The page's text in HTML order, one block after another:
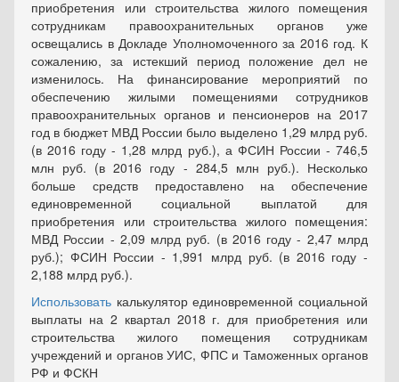
приобретения или строительства жилого помещения
сотрудникам правоохранительных органов уже
освещались в Докладе Уполномоченного за 2016 год. К
сожалению, за истекший период положение дел не
изменилось. На финансирование мероприятий по
обеспечению жилыми помещениями сотрудников
правоохранительных органов и пенсионеров на 2017
год в бюджет МВД России было выделено 1,29 млрд руб.
(в 2016 году - 1,28 млрд руб.), а ФСИН России - 746,5
млн руб. (в 2016 году - 284,5 млн руб.). Несколько
больше средств предоставлено на обеспечение
единовременной социальной выплатой для
приобретения или строительства жилого помещения:
МВД России - 2,09 млрд руб. (в 2016 году - 2,47 млрд
руб.); ФСИН России - 1,991 млрд руб. (в 2016 году -
2,188 млрд руб.).
Использовать калькулятор единовременной социальной
выплаты на 2 квартал 2018 г. для приобретения или
строительства жилого помещения сотрудникам
учреждений и органов УИС, ФПС и Таможенных органов
РФ и ФСКН